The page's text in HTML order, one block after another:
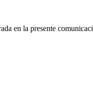
en la presente